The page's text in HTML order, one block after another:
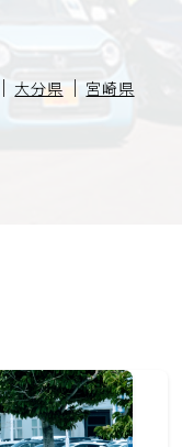
大分県
宮崎県